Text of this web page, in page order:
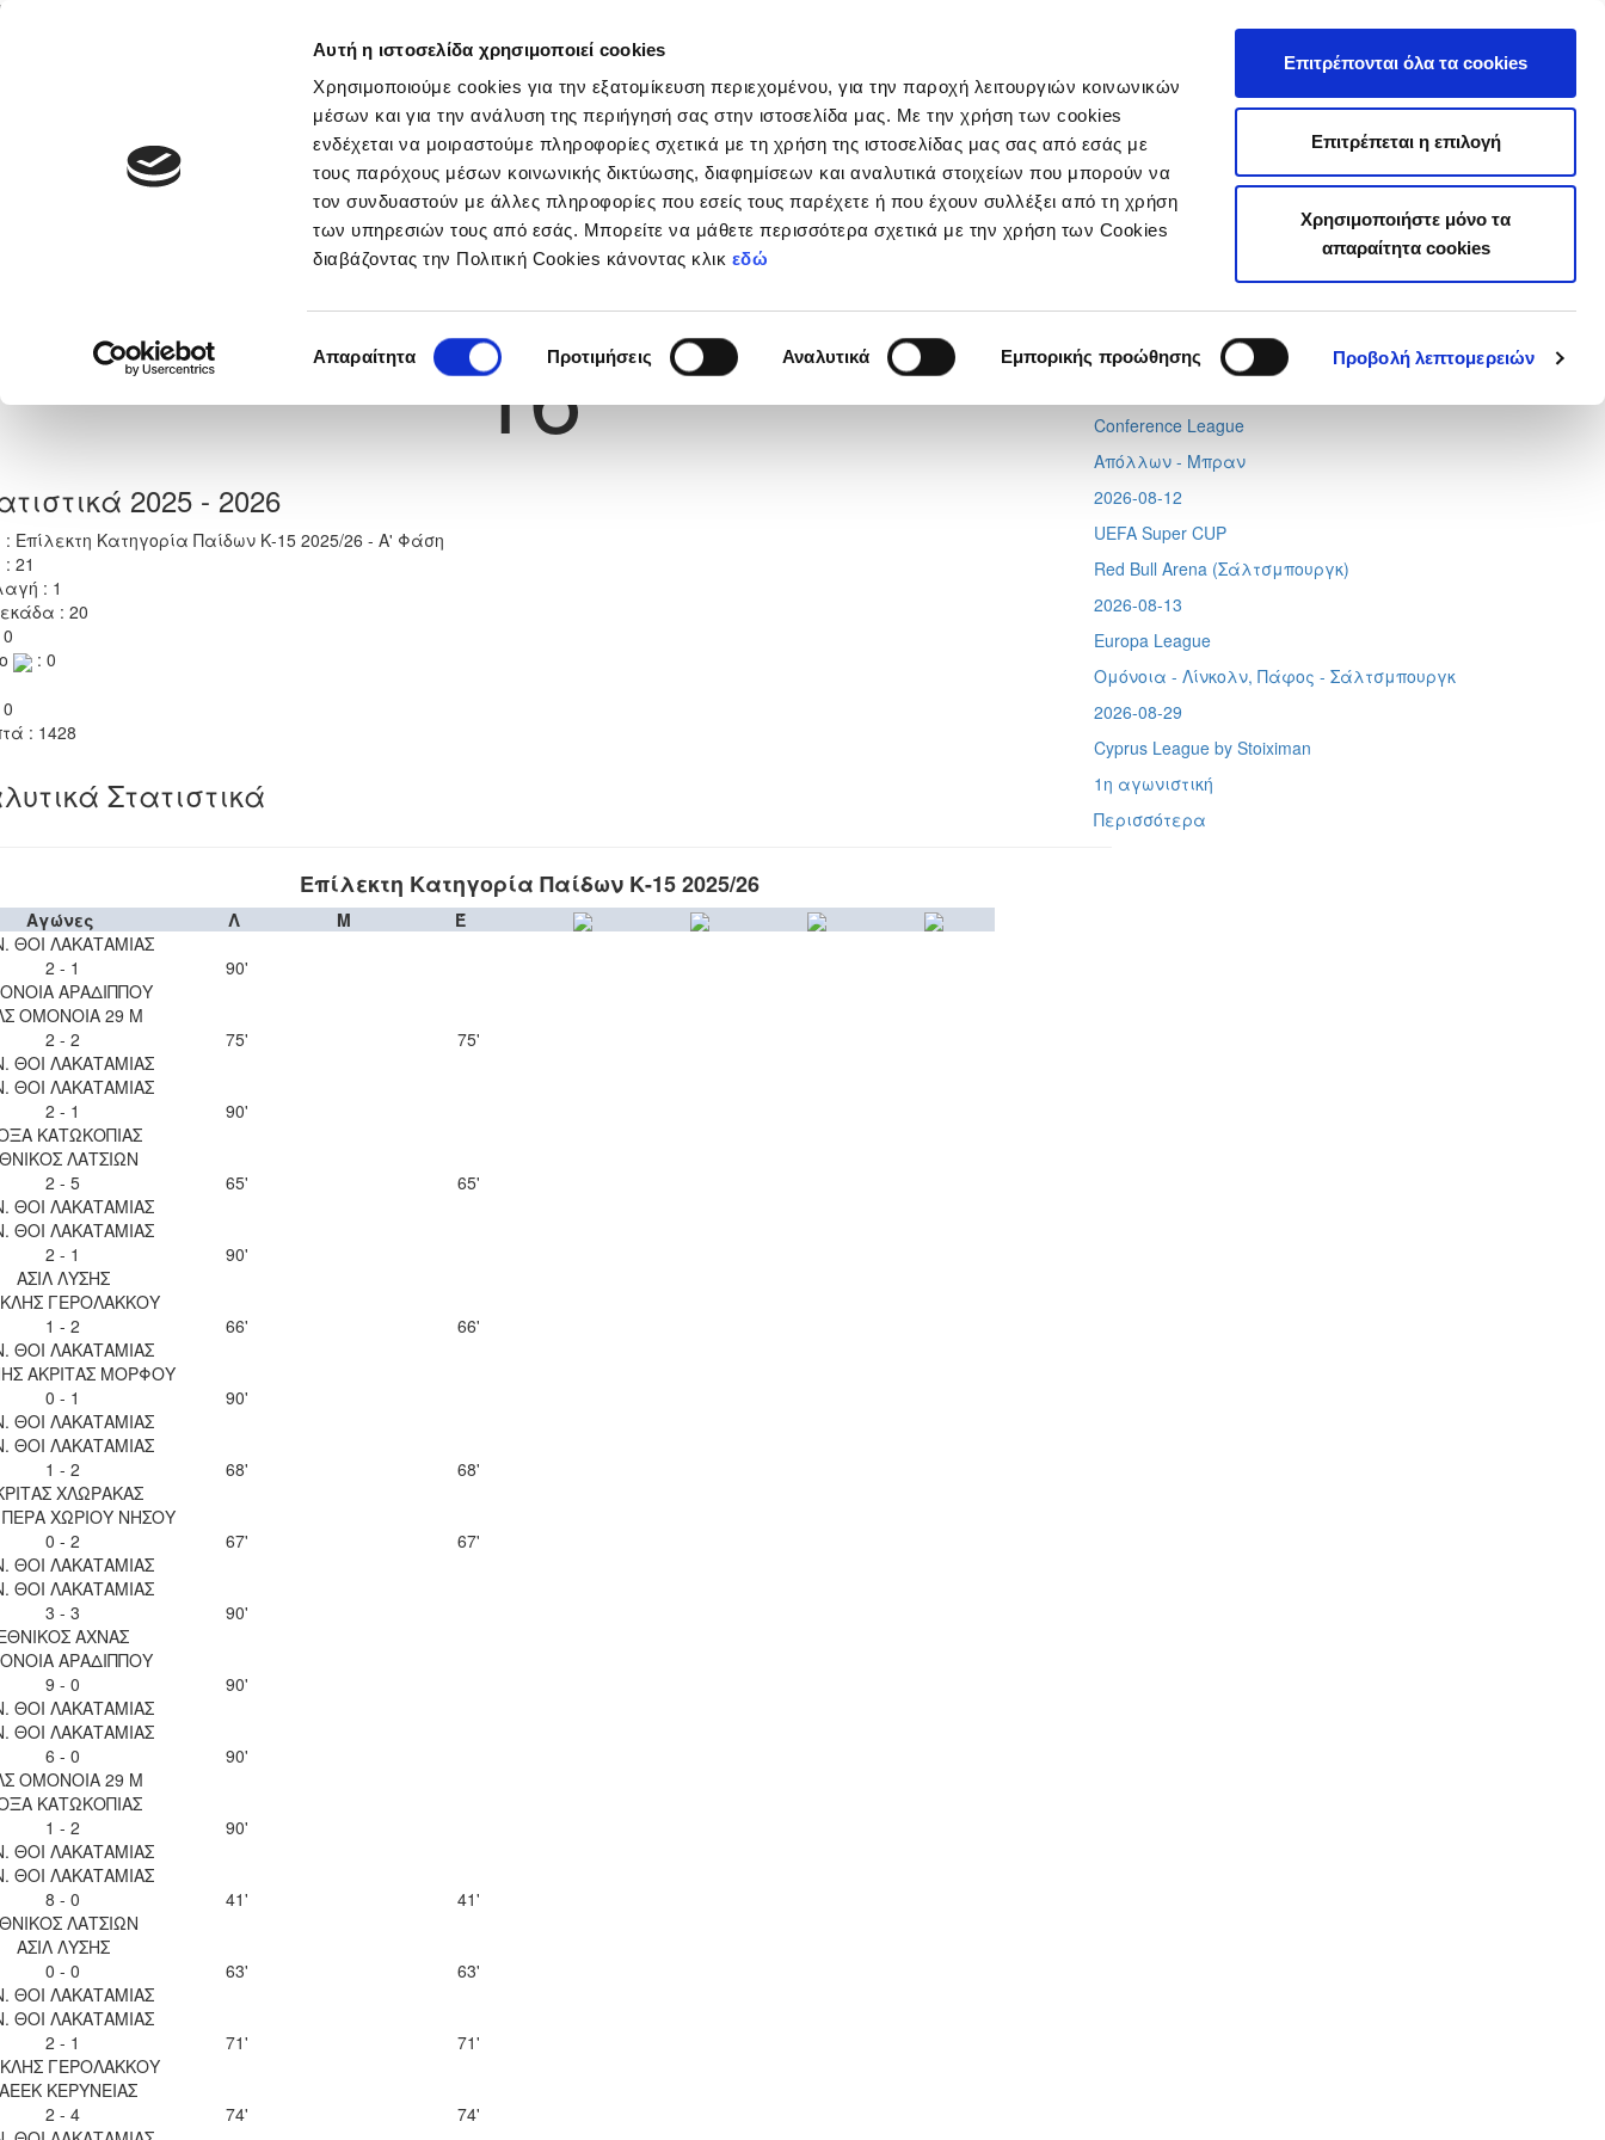
Αυτή η ιστοσελίδα χρησιμοποιεί cookies
Χρησιμοποιούμε cookies για την εξατομίκευση περιεχομένου, για την παροχή λειτουργιών κοινωνικών
μέσων και για την ανάλυση της περιήγησή σας στην ιστοσελίδα μας. Με την χρήση των cookies
ενδέχεται να μοιραστούμε πληροφορίες σχετικά με τη χρήση της ιστοσελίδας μας σας από εσάς με
τους παρόχους μέσων κοινωνικής δικτύωσης, διαφημίσεων και αναλυτικά στοιχείων που μπορούν να
τον συνδυαστούν με άλλες πληροφορίες που εσείς τους παρέχετε ή που έχουν συλλέξει από τη χρήση
των υπηρεσιών τους από εσάς. Μπορείτε να μάθετε περισσότερα σχετικά με την χρήση των Cookies
διαβάζοντας την Πολιτική Cookies κάνοντας κλικ εδώ
συγκατάθεσης
Απαραίτητα Προτιμήσεις Αναλυτικά Εμπορικής προώθησης Προβολή λεπτομερειών
Επιτρέπονται όλα τα cookies
Επιτρέπεται η επιλογή
Χρησιμοποιήστε μόνο τα
απαραίτητα cookies
Νέα & Πληροφορίες Εθνικές Ομάδες Διοργανώσεις
Previous Next
ΑΝΤΡΕΑΣ ΑΔΑΜΟΥ
Νούμερο Φανέλας
16
2025 - 2026
: Επίλεκτη Κατηγορία Παίδων Κ-15 2025/26 - Α' Φάση
21
: 1
: 20
: 0
: 1428
Στατιστικά
Επίλεκτη Κατηγορία Παίδων Κ-15 2025/26
Αγώνες Λ Μ
Έ
ΘΟΙ ΛΑΚΑΤΑΜΙΑΣ
2 - 1
ΑΡΑΔΙΠΠΟΥ
90'
ΟΜΟΝΟΙΑ 29 Μ
2 - 2
ΘΟΙ ΛΑΚΑΤΑΜΙΑΣ
75'
75'
ΘΟΙ ΛΑΚΑΤΑΜΙΑΣ
2 - 1
ΚΑΤΩΚΟΠΙΑΣ
90'
ΛΑΤΣΙΩΝ
2 - 5
ΘΟΙ ΛΑΚΑΤΑΜΙΑΣ
65'
65'
ΘΟΙ ΛΑΚΑΤΑΜΙΑΣ
2 - 1
ΑΣΙΛ ΛΥΣΗΣ
90'
ΓΕΡΟΛΑΚΚΟΥ
1 - 2
ΘΟΙ ΛΑΚΑΤΑΜΙΑΣ
66'
66'
ΑΚΡΙΤΑΣ ΜΟΡΦΟΥ
0 - 1
ΘΟΙ ΛΑΚΑΤΑΜΙΑΣ
90'
ΘΟΙ ΛΑΚΑΤΑΜΙΑΣ
1 - 2
ΧΛΩΡΑΚΑΣ
68'
68'
ΧΩΡΙΟΥ ΝΗΣΟΥ
0 - 2
ΘΟΙ ΛΑΚΑΤΑΜΙΑΣ
67'
67'
ΘΟΙ ΛΑΚΑΤΑΜΙΑΣ
3 - 3
ΑΧΝΑΣ
90'
ΑΡΑΔΙΠΠΟΥ
9 - 0
ΘΟΙ ΛΑΚΑΤΑΜΙΑΣ
90'
ΘΟΙ ΛΑΚΑΤΑΜΙΑΣ
6 - 0
ΟΜΟΝΟΙΑ 29 Μ
90'
ΚΑΤΩΚΟΠΙΑΣ
1 - 2
ΘΟΙ ΛΑΚΑΤΑΜΙΑΣ
90'
ΘΟΙ ΛΑΚΑΤΑΜΙΑΣ
8 - 0
ΛΑΤΣΙΩΝ
41'
41'
ΑΣΙΛ ΛΥΣΗΣ
0 - 0
ΘΟΙ ΛΑΚΑΤΑΜΙΑΣ
63'
63'
ΘΟΙ ΛΑΚΑΤΑΜΙΑΣ
2 - 1
ΓΕΡΟΛΑΚΚΟΥ
71'
71'
ΚΕΡΥΝΕΙΑΣ
2 - 4
74' 74'
Tweets by CyprusFA
Προσεχή γεγονότα
Europa League
Λίνκολν - Ομόνοια,
Σάλτσμπουργκ – Πάφος
Conference League
Απόλλων - Μπραν
2026-08-12
UEFA Super CUP
Red Bull Arena (Σάλτσμπουργκ)
2026-08-13
Europa League
Ομόνοια - Λίνκολν, Πάφος - Σάλτσμπουργκ
2026-08-29
Cyprus League by Stoiximan
1η αγωνιστική
Περισσότερα